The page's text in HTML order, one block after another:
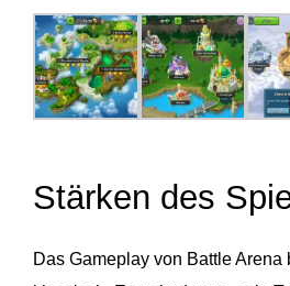
Stärken des
Das Gameplay von Battle